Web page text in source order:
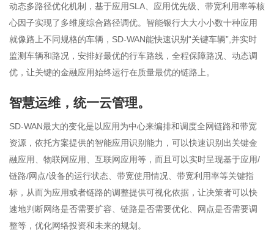
动态多路径优化机制，基于应用SLA、应用优先级、带宽利用率等核
心因子实现了多维度综合路径调优。智能银行大大小小数十种应用
就像路上不同规格的车辆，SD-WAN能快速识别“关键车辆”,并实时
监测车辆和路况，安排好最优的行车路线，全程保障路况、动态调
优，让关键的金融应用始终运行在质量最优的链路上。
智慧运维，统一云管理。
SD-WAN最大的变化是以应用为中心来编排和调度全网链路和带宽
资源，依托方案提供的智能应用识别能力，可以快速识别出关键金
融应用、物联网应用、互联网应用等，而且可以实时呈现基于应用/
链路/网点/设备的运行状态、带宽使用情况、带宽利用率等关键指
标，从而为应用或者链路的调整提供可视化依据，让决策者可以快
速地判断网络是否需要扩容、链路是否需要优化、网点是否需要调
整等，优化网络投资和未来的规划。